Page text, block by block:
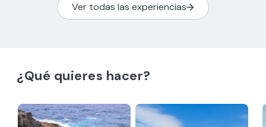
Ver todas las experiencias
¿Qué quieres hacer?